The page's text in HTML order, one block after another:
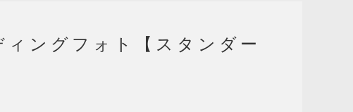
ングフォト【スタンダー